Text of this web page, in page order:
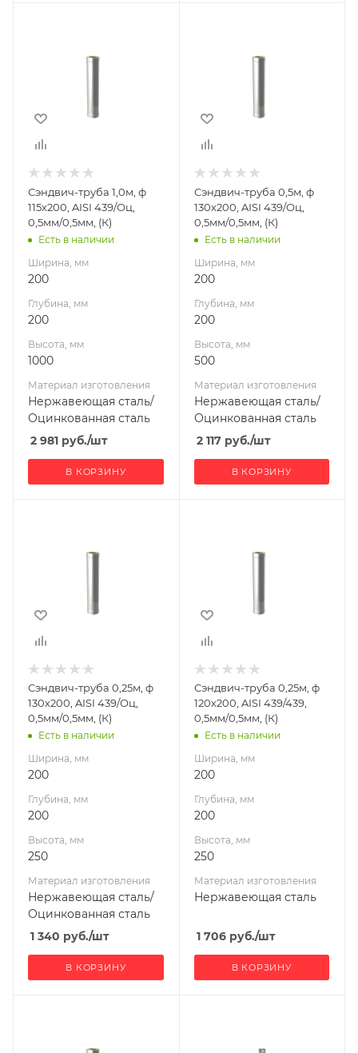
1000
Материал
Нержавеющая
сталь/
Оцинкованная
сталь
УМК
Сэндвич-труба 1,0м, ф
115х200, AISI 439/Оц,
0,5мм/0,5мм, (К)
Есть в наличии
Ширина, мм
200
Глубина, мм
200
Высота, мм
1000
Материал изготовления
Нержавеющая сталь/
Оцинкованная сталь
2 981 руб./шт
В КОРЗИНУ
500
Материал
Нержавеющая
сталь/
Оцинкованная
сталь
УМК
Сэндвич-труба 0,5м, ф
130х200, AISI 439/Оц,
0,5мм/0,5мм, (К)
Есть в наличии
Ширина, мм
200
Глубина, мм
200
Высота, мм
500
Материал изготовления
Нержавеющая сталь/
Оцинкованная сталь
2 117руб./шт
В КОРЗИНУ
250
Материал
Нержавеющая
сталь/
Оцинкованная
сталь
УМК
Сэндвич-труба 0,25м, ф
130х200, AISI 439/Оц,
0,5мм/0,5мм, (К)
Есть в наличии
Ширина, мм
200
Глубина, мм
200
Высота, мм
250
Материал изготовления
Нержавеющая сталь/
Оцинкованная сталь
1 340 руб./шт
В КОРЗИНУ
250
Материал
Нержавеющая
сталь
Производитель
УМК
Сэндвич-труба 0,25м, ф
120х200, AISI 439/439,
0,5мм/0,5мм, (К)
Есть в наличии
Ширина, мм
200
Глубина, мм
200
Высота, мм
250
Материал изготовления
Нержавеющая сталь
1 706руб./шт
В КОРЗИНУ